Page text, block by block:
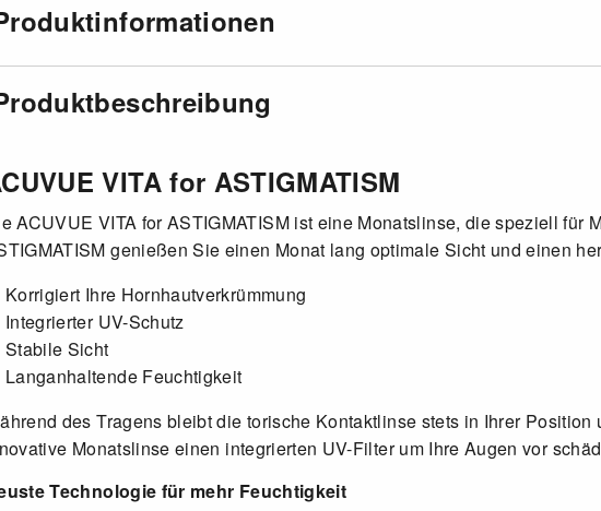
VITA for ASTIGMATISM
ACUVUE VITA for ASTIGMATISM ist eine Monatslinse, die speziell
genießen Sie einen Monat lang optimale Sicht und einen
Korrigiert Ihre Hornhautverkrümmung
Integrierter UV-Schutz
Stabile Sicht
Langanhaltende Feuchtigkeit
des Tragens bleibt die torische Kontaktlinse stets in Ihrer
Monatslinse einen integrierten UV-Filter um Ihre Augen vor
Technologie für mehr Feuchtigkeit